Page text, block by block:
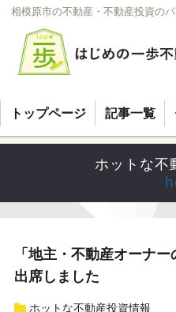
相模原市の不動産・不動産投資の
トップページ 記事一覧
ホットな不
「地主・不動産オーナ
出席しました
ホットな不動産投資情報